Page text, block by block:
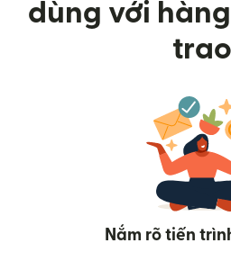
dùng với
trao
Nắm rõ tiến